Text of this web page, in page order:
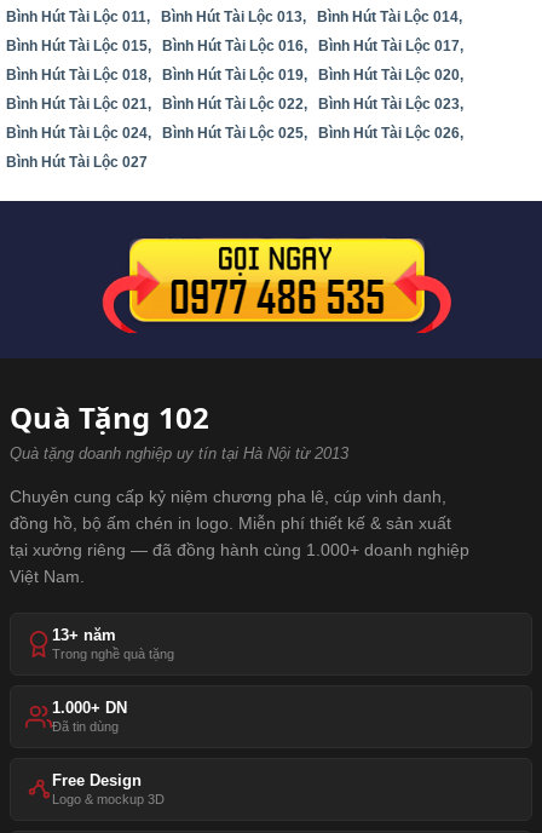
Bình Hút Tài Lộc 011,
Bình Hút Tài Lộc 013,
Bình Hút Tài Lộc 014,
Bình Hút Tài Lộc 015,
Bình Hút Tài Lộc 016,
Bình Hút Tài Lộc 017,
Bình Hút Tài Lộc 018,
Bình Hút Tài Lộc 019,
Bình Hút Tài Lộc 020,
Bình Hút Tài Lộc 021,
Bình Hút Tài Lộc 022,
Bình Hút Tài Lộc 023,
Bình Hút Tài Lộc 024,
Bình Hút Tài Lộc 025,
Bình Hút Tài Lộc 026,
Bình Hút Tài Lộc 027
Quà Tặng 102
Quà tặng doanh nghiệp uy tín tại Hà Nội từ 2013
Chuyên cung cấp kỷ niệm chương pha lê, cúp vinh danh,
đồng hồ, bộ ấm chén in logo. Miễn phí thiết kế & sản xuất
tại xưởng riêng — đã đồng hành cùng 1.000+ doanh nghiệp
Việt Nam.
13+ năm
Trong nghề quà tặng
1.000+ DN
Đã tin dùng
Free Design
Logo & mockup 3D